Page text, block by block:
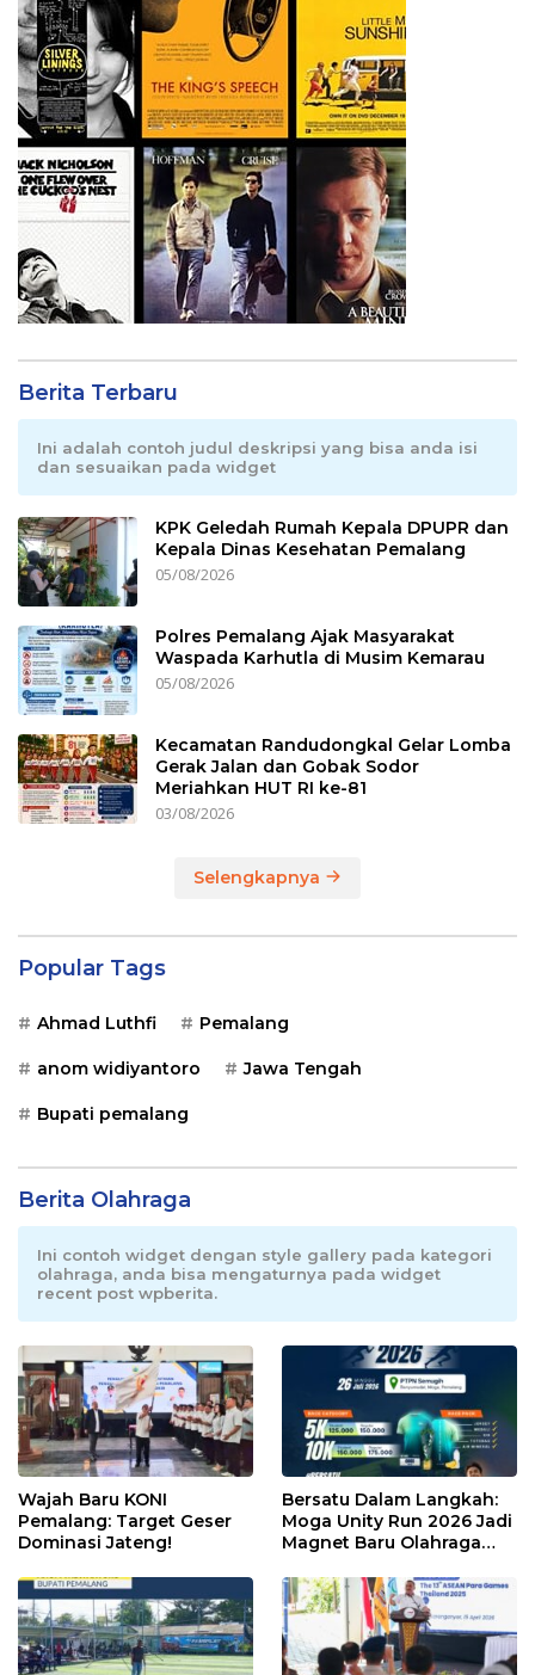
Berita Terbaru
Ini adalah contoh judul deskripsi yang bisa anda isi
dan sesuaikan pada widget
KPK Geledah Rumah Kepala DPUPR dan
Kepala Dinas Kesehatan Pemalang
05/08/2026
Polres Pemalang Ajak Masyarakat
Waspada Karhutla di Musim Kemarau
05/08/2026
Kecamatan Randudongkal Gelar Lomba
Gerak Jalan dan Gobak Sodor
Meriahkan HUT RI ke-81
03/08/2026
Selengkapnya
Popular Tags
Ahmad Luthfi Pemalang
anom widiyantoro Jawa Tengah
Bupati pemalang
Berita Olahraga
Ini contoh widget dengan style gallery pada kategori
olahraga, anda bisa mengaturnya pada widget
recent post wpberita.
Wajah Baru KONI
Pemalang: Target Geser
Dominasi Jateng!
Bersatu Dalam Langkah:
Moga Unity Run 2026 Jadi
Magnet Baru Olahraga